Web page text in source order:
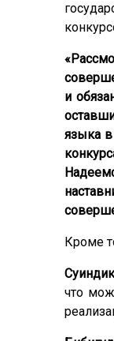
и
языка
Кроме
что